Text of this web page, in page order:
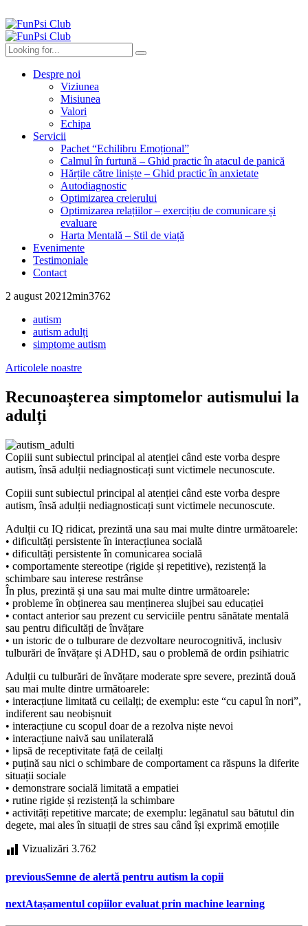
Despre noi
Viziunea
Misiunea
Valori
Echipa
Servicii
Pachet “Echilibru Emoțional”
Calmul în furtună – Ghid practic în atacul de panică
Hărțile către liniște – Ghid practic în anxietate
Autodiagnostic
Optimizarea creierului
Optimizarea relațiilor – exercițiu de comunicare și
evaluare
Harta Mentală – Stil de viață
Evenimente
Testimoniale
Contact
2 august 2021 2min3762
autism
autism adulți
simptome autism
Articolele noastre
Recunoașterea simptomelor autismului la
adulți
Copiii sunt subiectul principal al atenției când este vorba despre
autism, însă adulții nediagnosticați sunt victimele necunoscute.
Copiii sunt subiectul principal al atenției când este vorba despre
autism, însă adulții nediagnosticați sunt victimele necunoscute.
Adulții cu IQ ridicat, prezintă una sau mai multe dintre următoarele:
• dificultăți persistente în interacțiunea socială
• dificultăți persistente în comunicarea socială
• comportamente stereotipe (rigide și repetitive), rezistență la
schimbare sau interese restrânse
În plus, prezintă și una sau mai multe dintre următoarele:
• probleme în obținerea sau menținerea slujbei sau educației
• contact anterior sau prezent cu serviciile pentru sănătate mentală
sau pentru dificultăți de învățare
• un istoric de o tulburare de dezvoltare neurocognitivă, inclusiv
tulburări de învățare și ADHD, sau o problemă de ordin psihiatric
Adulții cu tulburări de învățare moderate spre severe, prezintă două
sau mai multe dintre următoarele:
• interacțiune limitată cu ceilalți; de exemplu: este “cu capul în nori”,
indiferent sau neobișnuit
• interacțiune cu scopul doar de a rezolva niște nevoi
• interacțiune naivă sau unilaterală
• lipsă de receptivitate față de ceilalți
• puțină sau nici o schimbare de comportament ca răspuns la diferite
situații sociale
• demonstrare socială limitată a empatiei
• rutine rigide și rezistență la schimbare
• activități repetitive marcate; de exemplu: legănatul sau bătutul din
degete, mai ales în situații de stres sau când își exprimă emoțiile
Vizualizări 3.762
previousSemne de alertă pentru autism la copii
nextAtașamentul copiilor evaluat prin machine learning